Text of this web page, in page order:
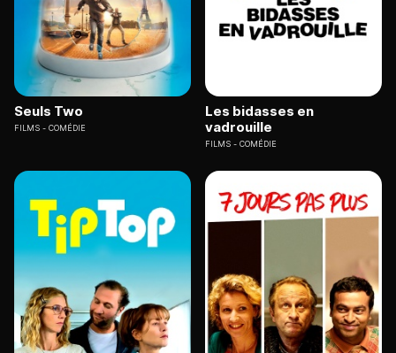
Seuls Two
FILMS COMÉDIE
Les bidasses en
vadrouille
FILMS COMÉDIE